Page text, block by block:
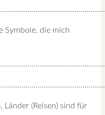
Symbole, die mich
Länder (Reisen) sind für